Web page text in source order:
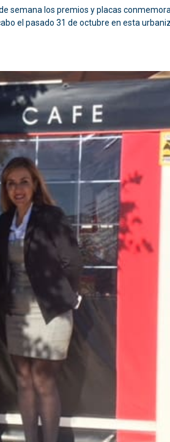
semana los premios y placas
el pasado 31 de octubre en esta